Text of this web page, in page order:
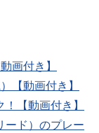
画付き】
【動画付き】
【動画付き】
ード）のプレー